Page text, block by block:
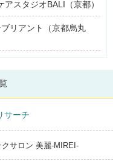
アスタジオBALI（京都）
リアント（京都烏丸
サーチ
クサロン 美麗-MIREI-